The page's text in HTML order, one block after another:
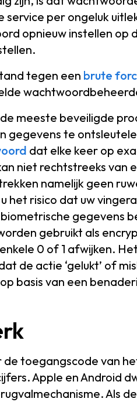
service per ongeluk
opnieuw instellen op
tegen een brute
meeste beveiligde
gegevens te
dat elke keer op
niet rechtstreeks van
namelijk geen
het risico dat uw
gegevens
gebruikt als
0 of 1 afwijken.
de actie ‘gelukt’ of
basis van een
de toegangscode van
Apple en Android
Als de